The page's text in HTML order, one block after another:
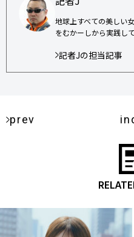
地球上すべての美しい
をむかーしから実践し
記者Jの担当記事
prev